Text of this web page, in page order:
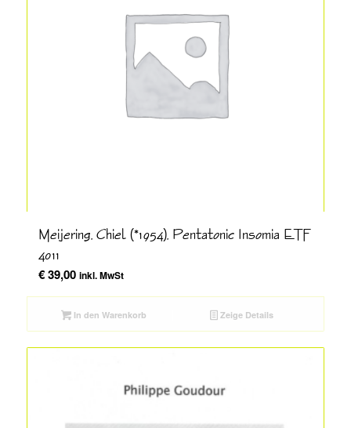
Meijering, Chiel (*1954), Pentatonic Insomia ETF
4011
€39,00 inkl. MwSt
In den Warenkorb Zeige Details